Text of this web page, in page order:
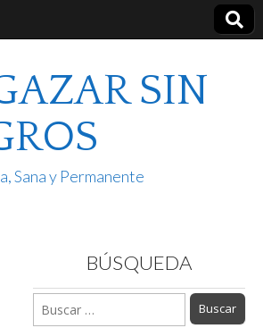
SIN
Sana y Permanente
BÚSQUEDA
Buscar: